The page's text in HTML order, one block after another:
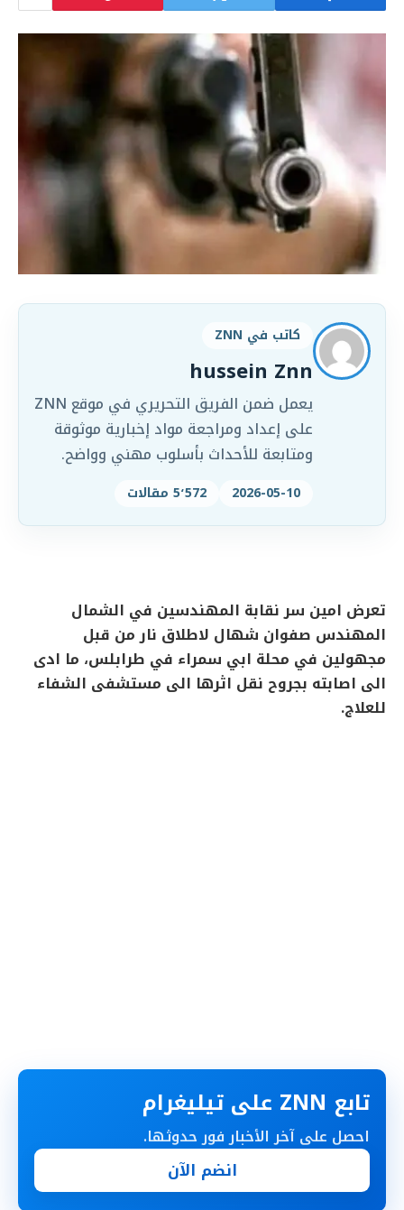
كاتب في ZNN
hussein Znn
يعمل ضمن الفريق التحريري في موقع ZNN
على إعداد ومراجعة مواد إخبارية موثوقة
ومتابعة للأحداث بأسلوب مهني وواضح.
2026-05-10 5٬572 مقالات
تعرض امين سر نقابة المهندسين في الشمال
المهندس صفوان شهال لاطلاق نار من قبل
مجهولين في محلة ابي سمراء في طرابلس، ما ادى
الى اصابته بجروح نقل اثرها الى مستشفى الشفاء
للعلاج.
تابع ZNN على تيليغرام
احصل على آخر الأخبار فور حدوثها.
انضم الآن